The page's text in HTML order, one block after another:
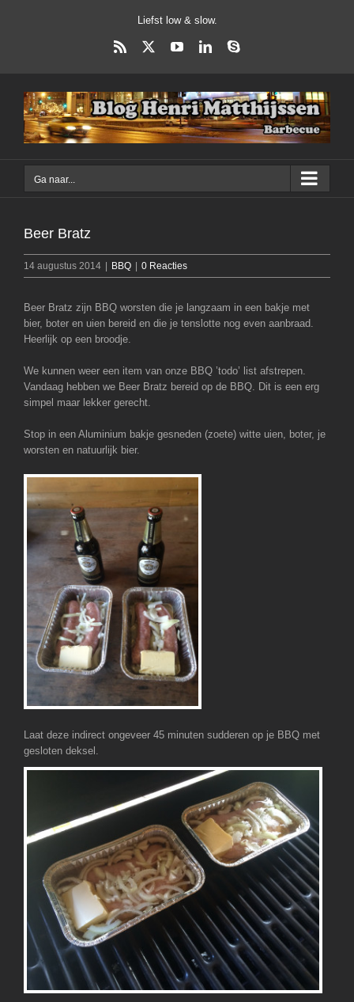
Liefst low & slow.
Rss YouTubeLinkedInSkype
Ga naar...
Beer Bratz
14 augustus 2014 | BBQ | 0 Reacties
Beer Bratz zijn BBQ worsten die je langzaam in een bakje met
bier, boter en uien bereid en die je tenslotte nog even aanbraad.
Heerlijk op een broodje.
We kunnen weer een item van onze BBQ ’todo’ list afstrepen.
Vandaag hebben we Beer Bratz bereid op de BBQ. Dit is een erg
simpel maar lekker gerecht.
Stop in een Aluminium bakje gesneden (zoete) witte uien, boter, je
worsten en natuurlijk bier.
Laat deze indirect ongeveer 45 minuten sudderen op je BBQ met
gesloten deksel.